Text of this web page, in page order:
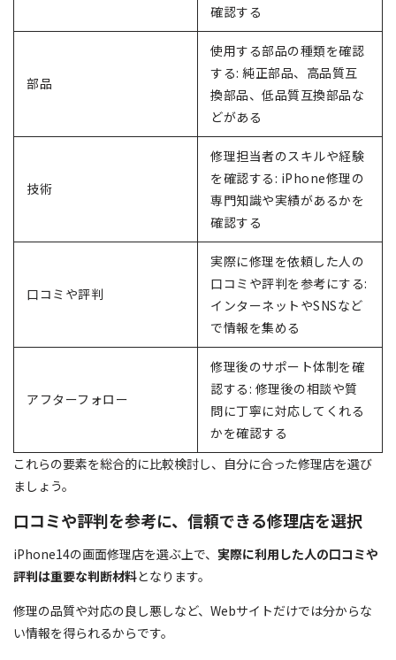
確認する
部品
使用する部品の種類を確認
する: 純正部品、高品質互
換部品、低品質互換部品な
どがある
技術
修理担当者のスキルや経験
を確認する: iPhone修理の
専門知識や実績があるかを
確認する
口コミや評判
実際に修理を依頼した人の
口コミや評判を参考にする:
インターネットやSNSなど
で情報を集める
アフターフォロー
修理後のサポート体制を確
認する: 修理後の相談や質
問に丁寧に対応してくれる
かを確認する
これらの要素を総合的に比較検討し、自分に合った修理店を選び
ましょう。
口コミや評判を参考に、信頼できる修理店を選択
iPhone14の画面修理店を選ぶ上で、 実際に利用した人の口コミや
評判は重要な判断材料となります。
修理の品質や対応の良し悪しなど、Webサイトだけでは分からな
い情報を得られるからです。